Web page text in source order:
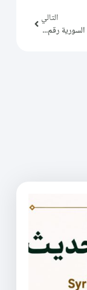
التالي
كاريكاتير الثورة السورية رقم (97)